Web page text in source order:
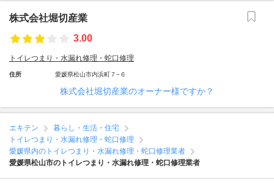
株式会社堀切産業
3.00
トイレつまり・水漏れ修理・蛇口修理
住所 愛媛県松山市内浜町７−６
株式会社堀切産業のオーナー様ですか？
エキテン
暮らし・生活・住宅
トイレつまり・水漏れ修理・蛇口修理
愛媛県内のトイレつまり・水漏れ修理・蛇口修理業者
愛媛県松山市のトイレつまり・水漏れ修理・蛇口修理業者